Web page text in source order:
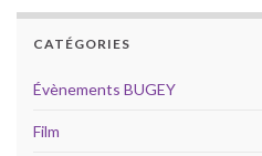
CATÉGORIES
Évènements BUGEY
Film